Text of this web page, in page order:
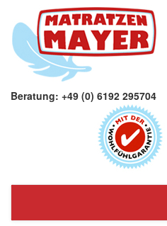
Beratung: +49 (0) 6192 295704